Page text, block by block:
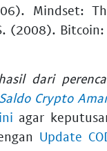
Mindset:
(2008).
dari
Crypto
agar
Update